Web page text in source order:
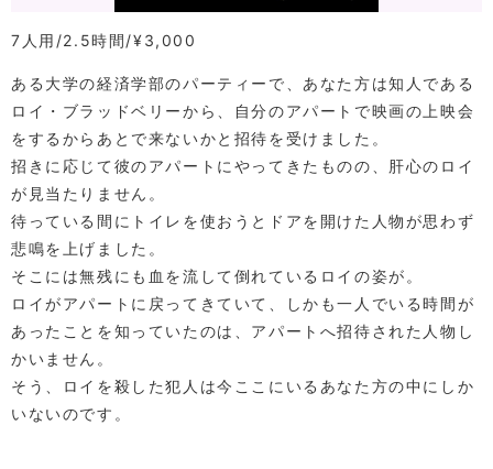
7人用 2.5時間 ¥3,000
ある大学の経済学部のパーティーで、あなた方は知人である
ロイ・ブラッドベリーから、自分のアパートで映画の上映会
をするからあとで来ないかと招待を受けました。
招きに応じて彼のアパートにやってきたものの、肝心のロイ
が見当たりません。
待っている間にトイレを使おうとドアを開けた人物が思わず
悲鳴を上げました。
そこには無残にも血を流して倒れているロイの姿が。
ロイがアパートに戻ってきていて、しかも一人でいる時間が
あったことを知っていたのは、アパートへ招待された人物し
かいません。
そう、ロイを殺した犯人は今ここにいるあなた方の中にしか
いないのです。